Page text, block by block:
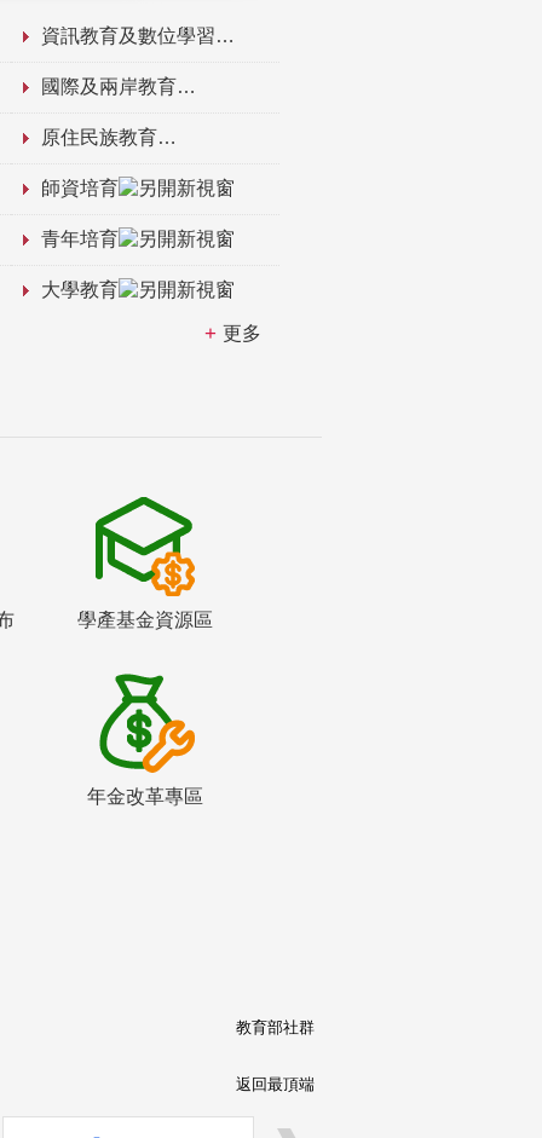
資訊教育及數位學習
國際及兩岸教育
原住民族教育
師資培育
青年培育
大學教育
更多
學產基金資源區
年金改革專區
教育部社群
返回最頂端